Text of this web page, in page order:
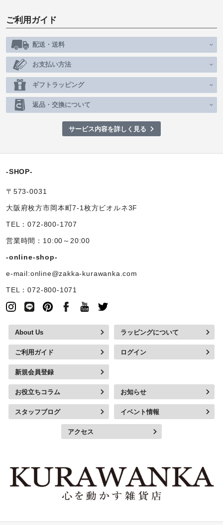
ご利用ガイド
配送・送料
お支払い方法
ギフトラッピング
返品・交換について
サービス内容を詳しく見る
-SHOP-
〒573-0031
大阪府枚方市岡本町7-1枚方ビオルネ3F
TEL：072-800-1707
営業時間：10:00～20:00
-online-shop-
e-mail:online@zakka-kurawanka.com
TEL：072-800-1071
About Us ラッピングについて
ご利用ガイド ログイン
新規会員登録
お役立ちコラム お知らせ
スタッフブログ イベント情報
アクセス